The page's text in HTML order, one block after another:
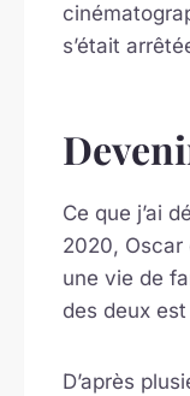
s’était
Ce que j’ai
2020, Oscar
une vie de
des deux
D’après